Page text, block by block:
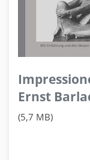
Ernst
(5,7 MB)